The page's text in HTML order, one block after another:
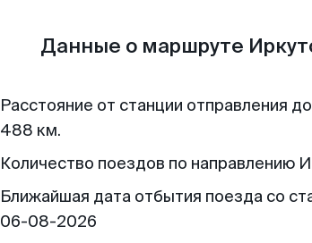
Данные о маршруте
Расстояние от станции отправления
488 км.
Количество поездов по направлению
Ближайшая дата отбытия поезда со
06-08-2026